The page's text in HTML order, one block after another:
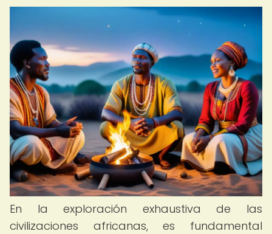
En la exploración exhaustiva de las
civilizaciones africanas, es fundamental